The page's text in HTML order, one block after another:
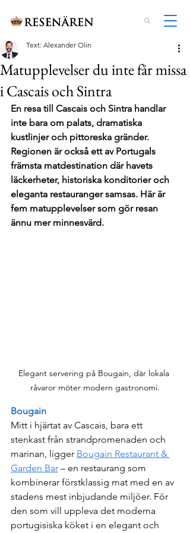
Matupplevelser du inte får missa
i Cascais och Sintra
Text: Alexander Olin
En resa till Cascais och Sintra handlar
inte bara om palats, dramatiska
kustlinjer och pittoreska gränder.
Regionen är också ett av Portugals
främsta matdestination där havets
läckerheter, historiska konditorier och
eleganta restauranger samsas. Här är
fem matupplevelser som gör resan
ännu mer minnesvärd.
Elegant servering på Bougain, där lokala
råvaror möter modern gastronomi.
Bougain
Mitt i hjärtat av Cascais, bara ett
stenkast från strandpromenaden och
marinan, ligger Bougain Restaurant &
Garden Bar – en restaurang som
kombinerar förstklassig mat med en av
stadens mest inbjudande miljöer. För
den som vill uppleva det moderna
portugisiska köket i en elegant och